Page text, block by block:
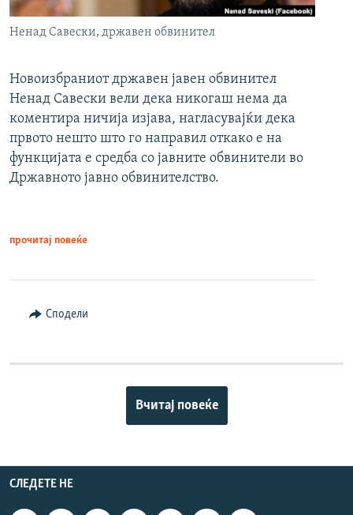
Ненад Савески, државен обвинител
Новоизбраниот државен јавен обвинител
Ненад Савески вели дека никогаш нема да
коментира ничија изјава, нагласувајќи дека
првото нешто што го направил откако е на
функцијата е средба со јавните обвинители во
Државното јавно обвинителство.
прочитај повеќе
Сподели
Вчитај повеќе
СЛЕДЕТЕ НЕ